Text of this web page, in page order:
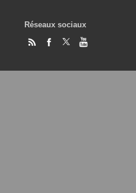
Réseaux sociaux